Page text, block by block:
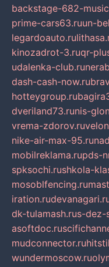
backstage-682-
prime-cars63.ruun-
legardoauto.ru
kinozadrot-3.ruqr-
udalenka-club.ru
dash-cash-now.ru
hotteygroup.ru
dveriland73.runis-
vrema-zdorov.ru
nike-air-max-95.ru
mobilreklama.rupds-
spksochi.rushkola-
mosoblfencing.ru
iration.ru
dk-tulamash.rus-dez-
asoftdoc.ru
mudconnector.ru
wundermoscow.ru